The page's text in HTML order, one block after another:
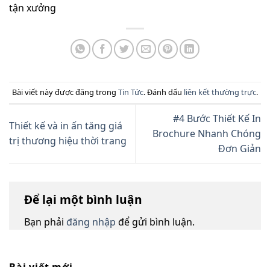
tận xưởng
Bài viết này được đăng trong Tin Tức. Đánh dấu liên kết thường trực.
Thiết kế và in ấn tăng giá
trị thương hiệu thời trang
#4 Bước Thiết Kế In
Brochure Nhanh Chóng
Đơn Giản
Để lại một bình luận
Bạn phải đăng nhập để gửi bình luận.